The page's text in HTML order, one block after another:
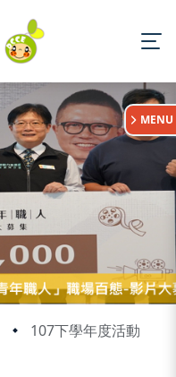
107下學年度活動
MENU